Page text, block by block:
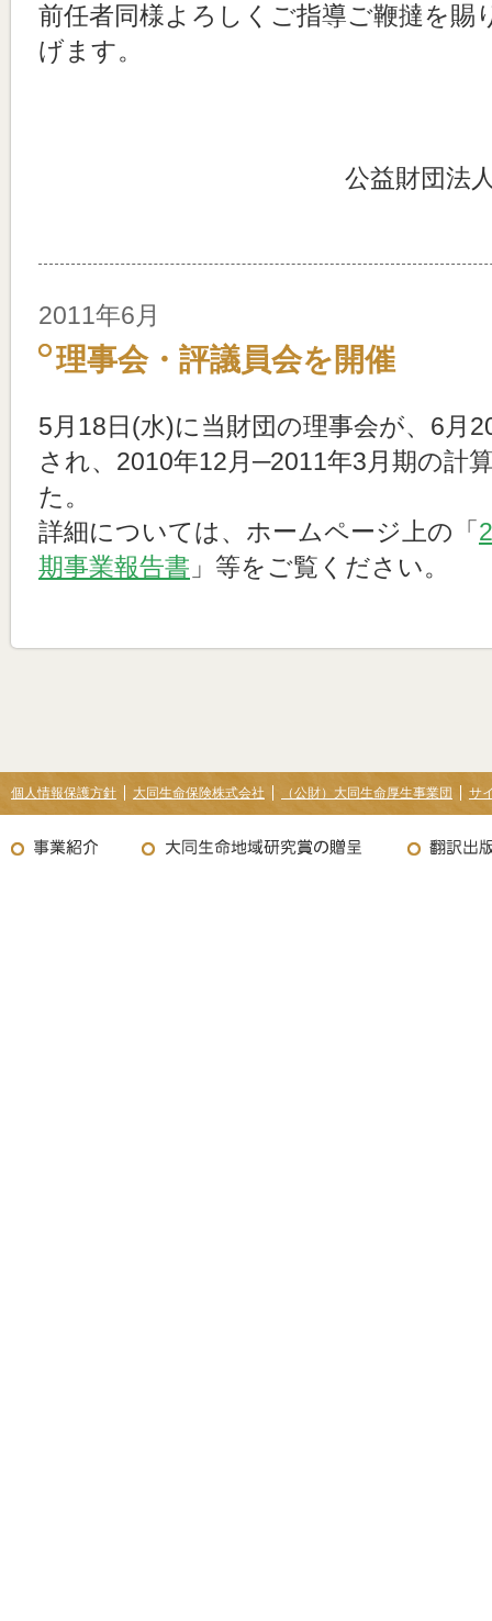
前任者同様よろしくご指導ご鞭撻を賜
げます。
公益財団法
2011年6月
理事会・評議員会を開催
5月18日(水)に当財団の理事会が、6月
され、2010年12月─2011年3月期の計
た。
詳細については、ホームページ上の「
期事業報告書 」等をご覧ください。
個人情報保護方針 大同生命保険株式会社 （公財）大同生命厚生事業団 サ